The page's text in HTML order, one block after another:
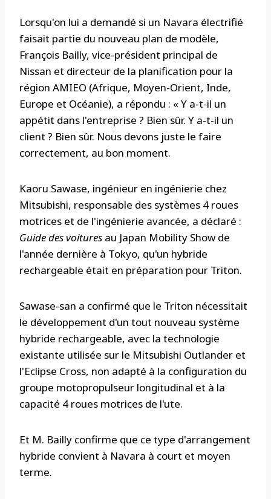
Lorsqu'on lui a demandé si un Navara électrifié
faisait partie du nouveau plan de modèle,
François Bailly, vice-président principal de
Nissan et directeur de la planification pour la
région AMIEO (Afrique, Moyen-Orient, Inde,
Europe et Océanie), a répondu : « Y a-t-il un
appétit dans l'entreprise ? Bien sûr. Y a-t-il un
client ? Bien sûr. Nous devons juste le faire
correctement, au bon moment.
Kaoru Sawase, ingénieur en ingénierie chez
Mitsubishi, responsable des systèmes 4 roues
motrices et de l'ingénierie avancée, a déclaré :
Guide des voitures au Japan Mobility Show de
l'année dernière à Tokyo, qu'un hybride
rechargeable était en préparation pour Triton.
Sawase-san a confirmé que le Triton nécessitait
le développement d'un tout nouveau système
hybride rechargeable, avec la technologie
existante utilisée sur le Mitsubishi Outlander et
l'Eclipse Cross, non adapté à la configuration du
groupe motopropulseur longitudinal et à la
capacité 4 roues motrices de l'ute.
Et M. Bailly confirme que ce type d'arrangement
hybride convient à Navara à court et moyen
terme.